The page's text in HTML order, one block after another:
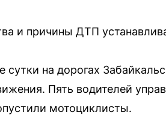
и причины ДТП
сутки на дорогах
Пять водителей
мотоциклисты.